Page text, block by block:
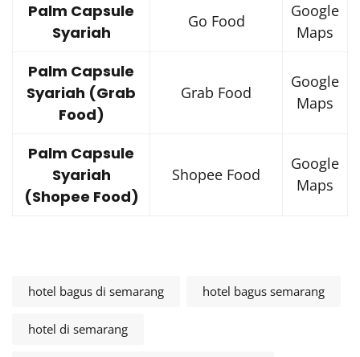
Palm Capsule
Syariah
Go Food
Google
Maps
Palm Capsule
Syariah (Grab
Food)
Grab Food
Google
Maps
Palm Capsule
Syariah
(Shopee Food)
Shopee Food
Google
Maps
hotel bagus di semarang hotel bagus semarang
hotel di semarang